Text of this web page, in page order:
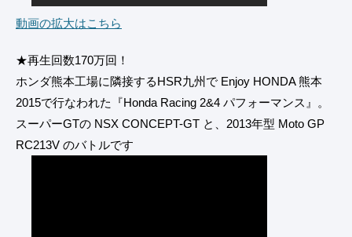
動画の拡大はこちら
★再生回数170万回！
ホンダ熊本工場に隣接するHSR九州で Enjoy HONDA 熊本
2015で行なわれた『Honda Racing 2&4 パフォーマンス』。
スーパーGTの NSX CONCEPT-GT と、2013年型 Moto GP
RC213V のバトルです